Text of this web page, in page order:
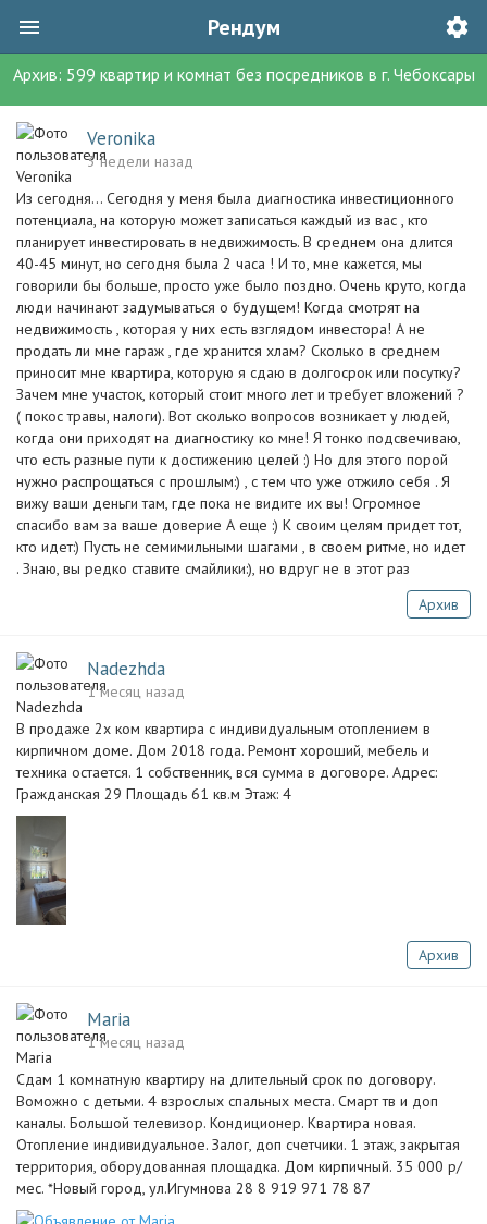
Рендум
Архив: 599 квартир и комнат без посредников в г. Чебоксары
Veronika
3 недели назад
Из сегодня… Сегодня у меня была диагностика инвестиционного
потенциала, на которую может записаться каждый из вас , кто
планирует инвестировать в недвижимость. В среднем она длится
40-45 минут, но сегодня была 2 часа ! И то, мне кажется, мы
говорили бы больше, просто уже было поздно. Очень круто, когда
люди начинают задумываться о будущем! Когда смотрят на
недвижимость , которая у них есть взглядом инвестора! А не
продать ли мне гараж , где хранится хлам? Сколько в среднем
приносит мне квартира, которую я сдаю в долгосрок или посутку?
Зачем мне участок, который стоит много лет и требует вложений ?
( покос травы, налоги). Вот сколько вопросов возникает у людей,
когда они приходят на диагностику ко мне! Я тонко подсвечиваю,
что есть разные пути к достижению целей :) Но для этого порой
нужно распрощаться с прошлым:) , с тем что уже отжило себя . Я
вижу ваши деньги там, где пока не видите их вы! Огромное
спасибо вам за ваше доверие А еще :) К своим целям придет тот,
кто идет:) Пусть не семимильными шагами , в своем ритме, но идет
. Знаю, вы редко ставите смайлики:), но вдруг не в этот раз
Архив
Nadezhda
1 месяц назад
В продаже 2х ком квартира с индивидуальным отоплением в
кирпичном доме. Дом 2018 года. Ремонт хороший, мебель и
техника остается. 1 собственник, вся сумма в договоре. Адрес:
Гражданская 29 Площадь 61 кв.м Этаж: 4
Архив
Maria
1 месяц назад
Сдам 1 комнатную квартиру на длительный срок по договору.
Воможно с детьми. 4 взрослых спальных места. Смарт тв и доп
каналы. Большой телевизор. Кондиционер. Квартира новая.
Отопление индивидуальное. Залог, доп счетчики. 1 этаж, закрытая
территория, оборудованная площадка. Дом кирпичный. 35 000 р/
мес. *Новый город, ул.Игумнова 28 8 919 971 78 87